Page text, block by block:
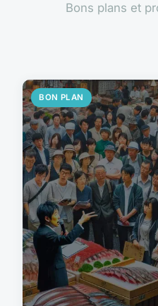
Bons plans et
BON PLAN